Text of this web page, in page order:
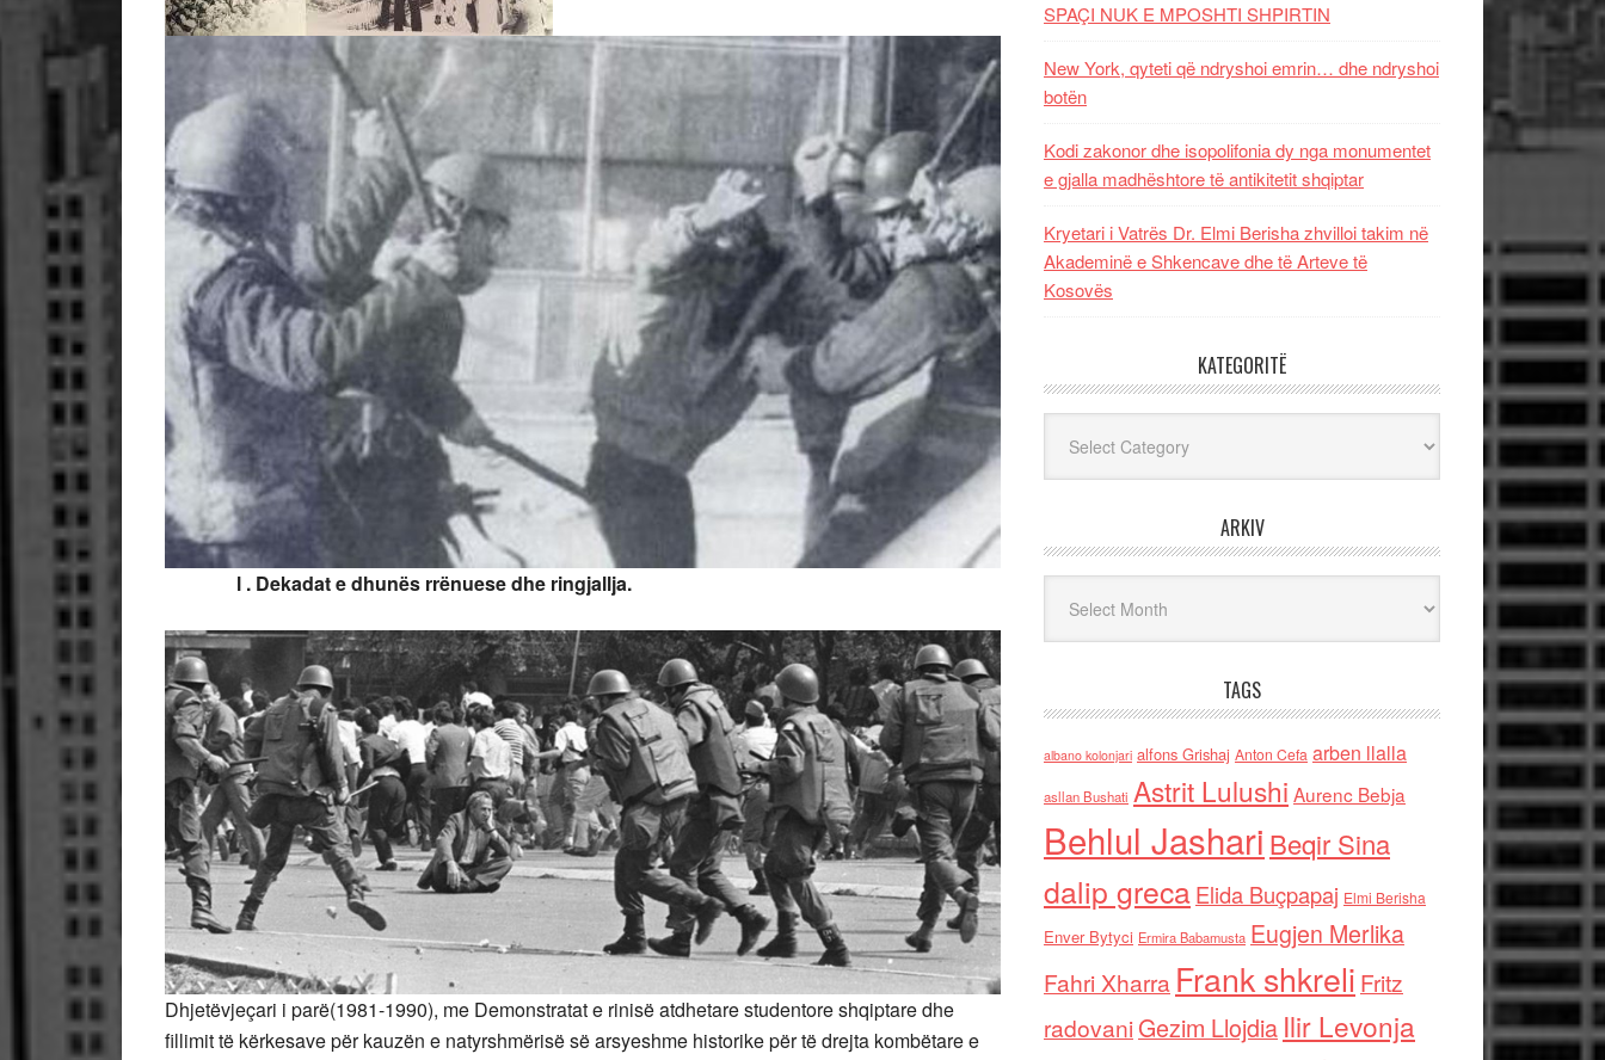
l . Dekadat e dhunës rrënuese dhe ringjallja.
Dhjetëvjeçari i parë(1981-1990), me Demonstratat e rinisë atdhetare studentore shqiptare dhe
fillimit të kërkesave për kauzën e natyrshmërisë së arsyeshme historike për të drejta kombëtare e
SPAÇI NUK E MPOSHTI SHPIRTIN
New York, qyteti që ndryshoi emrin… dhe ndryshoi
botën
Kodi zakonor dhe isopolifonia dy nga monumentet
e gjalla madhështore të antikitetit shqiptar
Kryetari i Vatrës Dr. Elmi Berisha zhvilloi takim në
Akademinë e Shkencave dhe të Arteve të
Kosovës
KATEGORITË
ARKIV
TAGS
albano kolonjari alfons Grishaj Anton Cefa arben llalla
asllan Bushati Astrit Lulushi Aurenc Bebja
Behlul Jashari Beqir Sina
dalip grecaElida Buçpapaj Elmi Berisha
Enver Bytyci Ermira Babamusta Eugjen Merlika
Fahri Xharra Frank shkreli Fritz
radovaniGezim Llojdia Ilir Levonja